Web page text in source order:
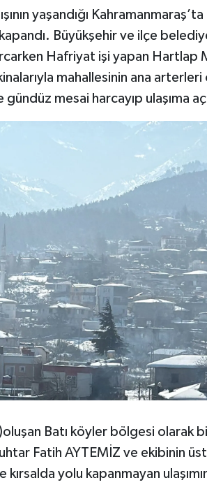
yaşandığı
Büyükşehir ve ilçe
Hafriyat işi yapan Hartlap
mahallesinin ana
mesai harcayıp ulaşıma
Batı köyler bölgesi olarak
Fatih AYTEMİZ ve ekibinin
yolu kapanmayan